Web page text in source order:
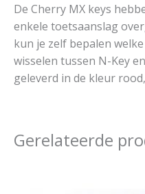
De Cherry MX keys
enkele toetsaanslag
kun je zelf bepalen
wisselen tussen N-Key
geleverd in de kleur
Gerelateerde